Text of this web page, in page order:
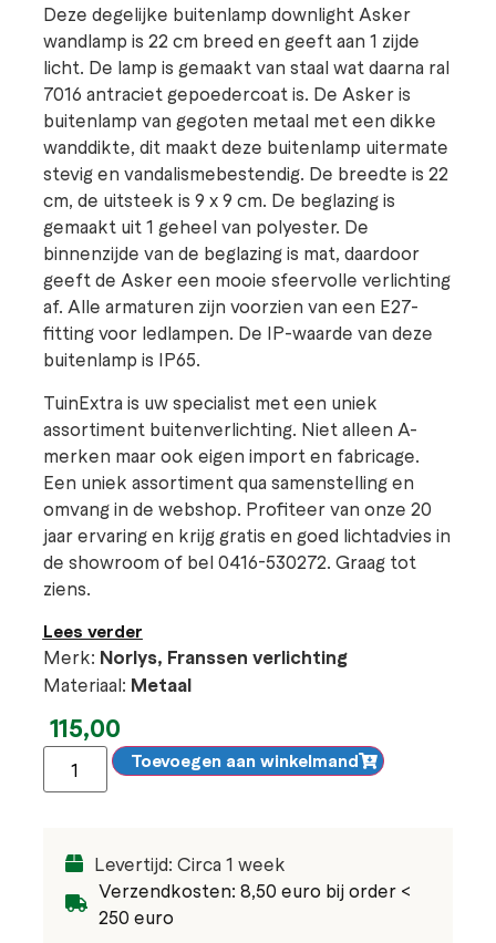
Deze degelijke buitenlamp downlight Asker
wandlamp is 22 cm breed en geeft aan 1 zijde
licht. De lamp is gemaakt van staal wat daarna ral
7016 antraciet gepoedercoat is. De Asker is
buitenlamp van gegoten metaal met een dikke
wanddikte, dit maakt deze buitenlamp uitermate
stevig en vandalismebestendig. De breedte is 22
cm, de uitsteek is 9 x 9 cm. De beglazing is
gemaakt uit 1 geheel van polyester. De
binnenzijde van de beglazing is mat, daardoor
geeft de Asker een mooie sfeervolle verlichting
af. Alle armaturen zijn voorzien van een E27-
fitting voor ledlampen. De IP-waarde van deze
buitenlamp is IP65.
TuinExtra is uw specialist met een uniek
assortiment buitenverlichting. Niet alleen A-
merken maar ook eigen import en fabricage.
Een uniek assortiment qua samenstelling en
omvang in de webshop. Profiteer van onze 20
jaar ervaring en krijg gratis en goed lichtadvies in
de showroom of bel 0416-530272. Graag tot
ziens.
Lees verder
Merk: Norlys, Franssen verlichting
Materiaal: Metaal
115,00
Toevoegen aan winkelmand
Levertijd: Circa 1 week
Verzendkosten: 8,50 euro bij order <
250 euro